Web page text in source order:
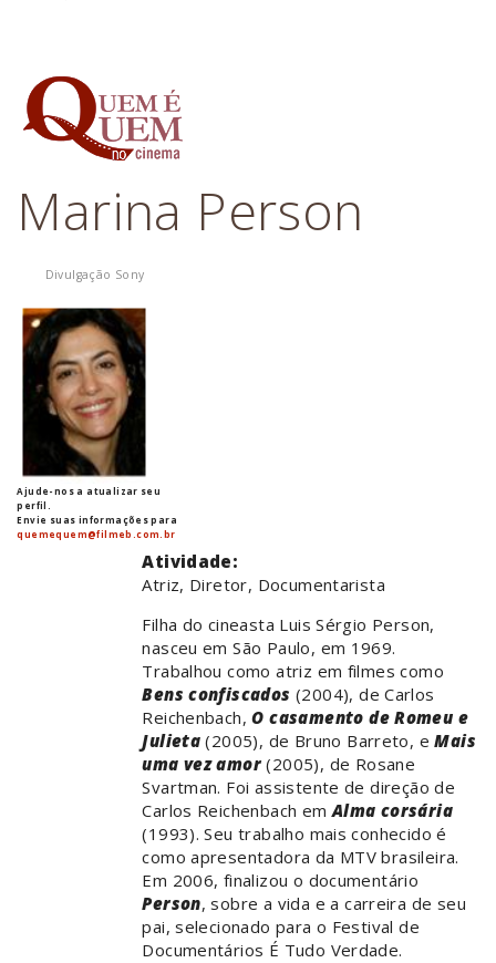
Marina Person
Divulgação Sony
Ajude-nos a atualizar seu
perfil.
Envie suas informações para
quemequem@filmeb.com.br
Atividade:
Atriz, Diretor, Documentarista
Filha do cineasta Luis Sérgio Person,
nasceu em São Paulo, em 1969.
Trabalhou como atriz em filmes como
Bens confiscados (2004), de Carlos
Reichenbach,O casamento de Romeu e
Julieta (2005), de Bruno Barreto, eMais
uma vez amor (2005), de Rosane
Svartman. Foi assistente de direção de
Carlos Reichenbach emAlma corsária
(1993). Seu trabalho mais conhecido é
como apresentadora da MTV brasileira.
Em 2006, finalizou o documentário
Person, sobre a vida e a carreira de seu
pai, selecionado para o Festival de
Documentários É Tudo Verdade.